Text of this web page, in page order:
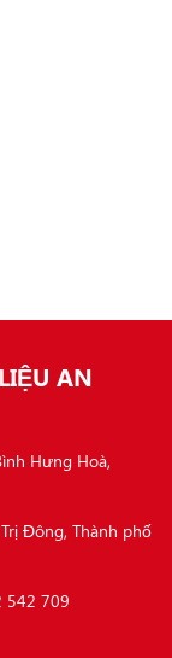
AN
Hưng Hoà,
Đông, Thành phố
542 709